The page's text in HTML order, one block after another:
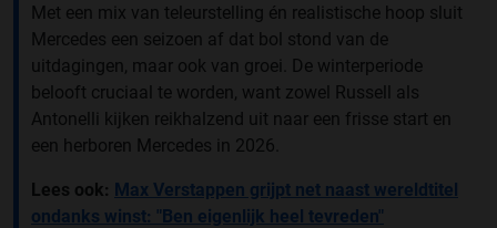
Met een mix van teleurstelling én realistische hoop sluit
Mercedes een seizoen af dat bol stond van de
uitdagingen, maar ook van groei. De winterperiode
belooft cruciaal te worden, want zowel Russell als
Antonelli kijken reikhalzend uit naar een frisse start en
een herboren Mercedes in 2026.
Lees ook: Max Verstappen grijpt net naast wereldtitel
ondanks winst: "Ben eigenlijk heel tevreden"